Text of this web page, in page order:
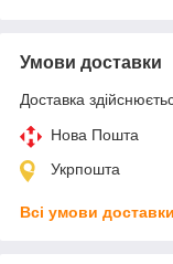
Умови доставки
Доставка
Нова Пошта
Укрпошта
Всі умови доставки